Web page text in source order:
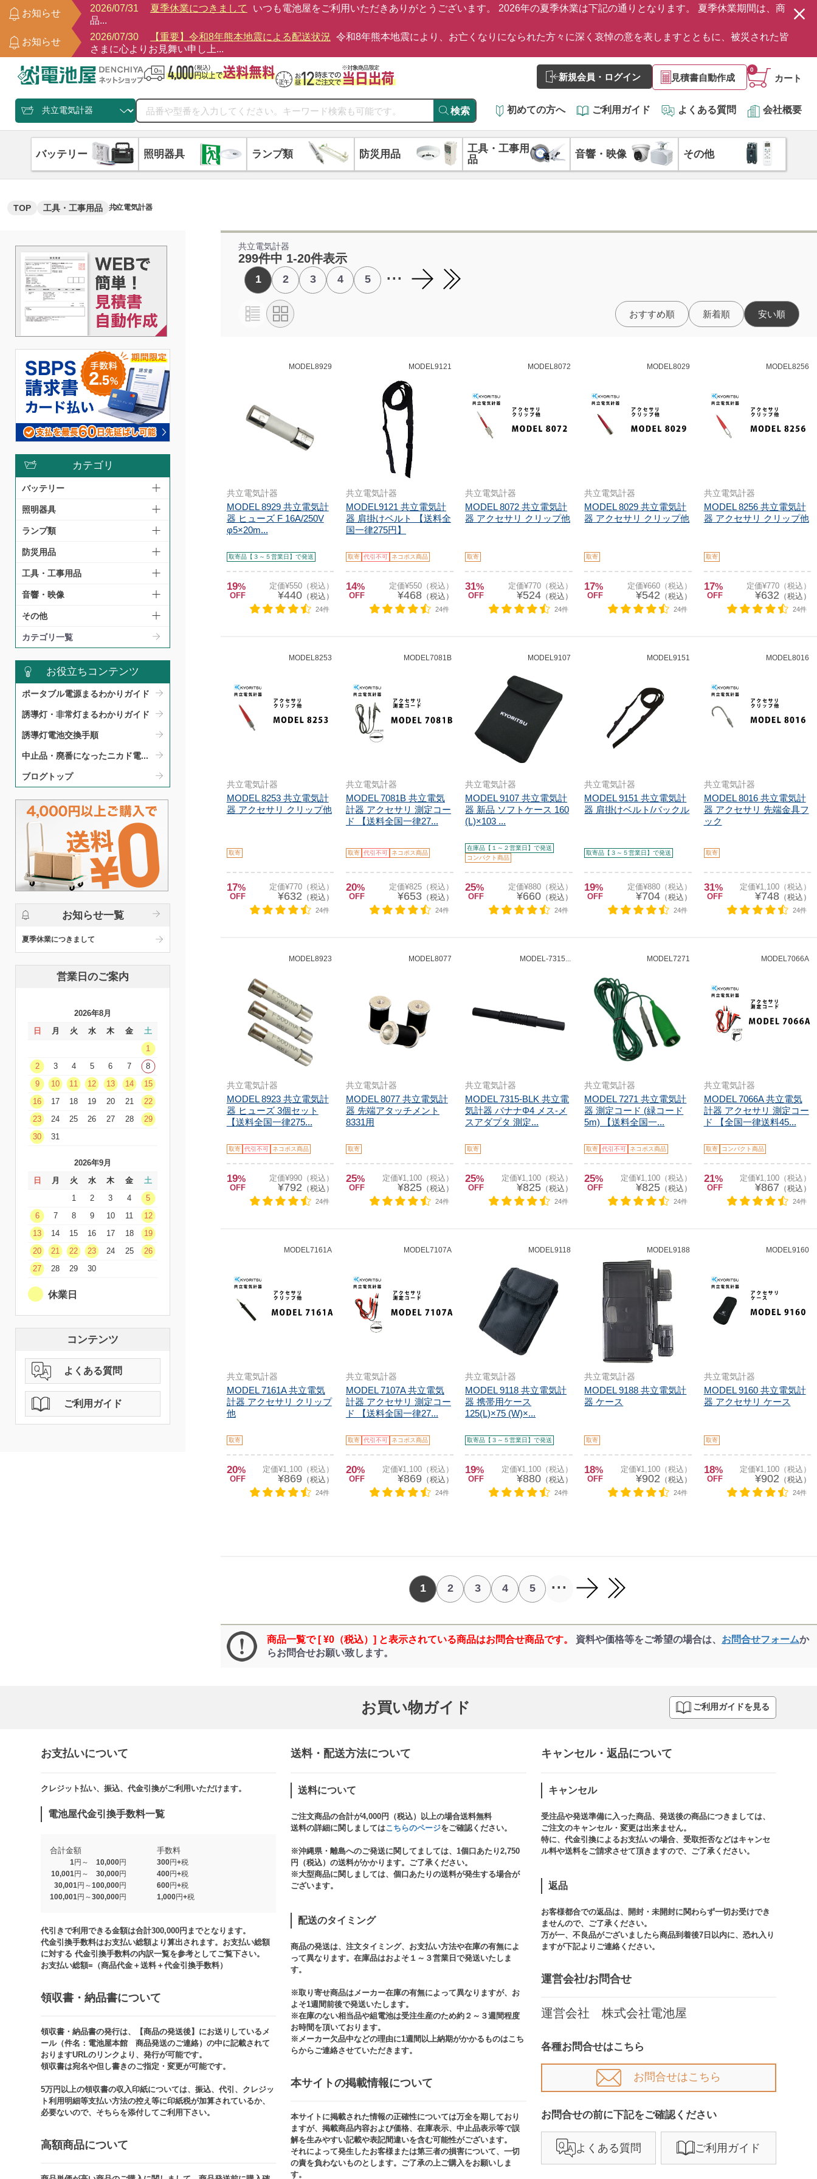
お知らせ
2026/07/31 夏季休業につきまして
いつも電池屋をご利用いただきありがとうございます。 2026年の夏季休業は下記の通りとなります。 夏季休業期間は、商
品...
お知らせ
2026/07/30 【重要】令和8年熊本地震による配送状況 令和8年熊本地震により、お亡くなりになられた方々に深く哀悼の意を表しますとともに、被災された皆
さまに心よりお見舞い申し上...
新規会員・ログイン 見積書自動作成 カート
0
検索 初めての方へ ご利用ガイド よくある質問 会社概要
バッテリー 照明器具 ランプ類 防災用品
工具・工事用
品
音響・映像 その他
TOP 工具・工事用品 共立電気計器
カテゴリ
バッテリー
照明器具
ランプ類
防災用品
工具・工事用品
音響・映像
その他
カテゴリ一覧
お役立ちコンテンツ
ポータブル電源まるわかりガイド​
誘導灯・非常灯まるわかりガイド​
誘導灯電池交換手順​
中止品・廃番になったニカド電...
ブログトップ
お知らせ一覧
夏季休業につきまして
営業日のご案内
2026年8月
日
月 火 水 木 金
土
1
2
3 4 5 6 7
8
9
10 11 12 13 14
15
16
17 18 19 20 21
22
23
24 25 26 27 28
29
30
31
2026年9月
日
月 火 水 木 金
土
1
2 3 4
5
6
7 8 9 10 11
12
13
14 15 16 17 18
19
20
21 22 23 24 25
26
27
28 29 30
休業日
コンテンツ
よくある質問
ご利用ガイド
共立電気計器
299件中 1-20件表示
1 2 3 4 5 ...
おすすめ順 新着順 安い順
MODEL8929
共立電気計器
MODEL 8929 共立電気計
器 ヒューズ F 16A/250V
φ5×20m...
取寄品【３～５営業日】で発送
19%
OFF
定価¥550（税込）
¥440 （税込）
24件
MODEL9121
共立電気計器
MODEL9121 共立電気計
器 肩掛けベルト 【送料全
国一律275円】
取寄 代引不可 ネコポス商品
14%
OFF
定価¥550（税込）
¥468（税込）
24件
MODEL8072
共立電気計器
MODEL 8072 共立電気計
器 アクセサリ クリップ他
取寄
31%
OFF
定価¥770（税込）
¥524（税込）
24件
MODEL8029
共立電気計器
MODEL 8029 共立電気計
器 アクセサリ クリップ他
取寄
17%
OFF
定価¥660（税込）
¥542 （税込）
24件
MODEL8256
共立電気計器
MODEL 8256 共立電気計
器 アクセサリ クリップ他
取寄
17%
OFF
定価¥770（税込）
¥632 （税込）
24件
MODEL8253
共立電気計器
MODEL 8253 共立電気計
器 アクセサリ クリップ他
取寄
17%
OFF
定価¥770（税込）
¥632 （税込）
24件
MODEL7081B
共立電気計器
MODEL 7081B 共立電気
計器 アクセサリ 測定コー
ド 【送料全国一律27...
取寄 代引不可 ネコポス商品
20%
OFF
定価¥825（税込）
¥653（税込）
24件
MODEL9107
共立電気計器
MODEL 9107 共立電気計
器 新品 ソフトケース 160
(L)×103 ...
在庫品【１～２営業日】で発送
コンパクト商品
25%
OFF
定価¥880（税込）
¥660（税込）
24件
MODEL9151
共立電気計器
MODEL 9151 共立電気計
器 肩掛けベルト/バックル
取寄品【３～５営業日】で発送
19%
OFF
定価¥880（税込）
¥704（税込）
24件
MODEL8016
共立電気計器
MODEL 8016 共立電気計
器 アクセサリ 先端金具フ
ック
取寄
31%
OFF
定価¥1,100（税込）
¥748 （税込）
24件
MODEL8923
共立電気計器
MODEL 8923 共立電気計
器 ヒューズ 3個セット
【送料全国一律275...
取寄 代引不可 ネコポス商品
19%
OFF
定価¥990（税込）
¥792 （税込）
24件
MODEL8077
共立電気計器
MODEL 8077 共立電気計
器 先端アタッチメント
8331用
取寄
25%
OFF
定価¥1,100（税込）
¥825（税込）
24件
MODEL-7315...
共立電気計器
MODEL 7315-BLK 共立電
気計器 バナナΦ4 メス-メ
スアダプタ 測定...
取寄
25%
OFF
定価¥1,100（税込）
¥825（税込）
24件
MODEL7271
共立電気計器
MODEL 7271 共立電気計
器 測定コード (緑コード
5m) 【送料全国一...
取寄 代引不可 ネコポス商品
25%
OFF
定価¥1,100（税込）
¥825（税込）
24件
MODEL7066A
共立電気計器
MODEL 7066A 共立電気
計器 アクセサリ 測定コー
ド 【全国一律送料45...
取寄 コンパクト商品
21%
OFF
定価¥1,100（税込）
¥867 （税込）
24件
MODEL7161A
共立電気計器
MODEL 7161A 共立電気
計器 アクセサリ クリップ
他
取寄
20%
OFF
定価¥1,100（税込）
¥869 （税込）
24件
MODEL7107A
共立電気計器
MODEL 7107A 共立電気
計器 アクセサリ 測定コー
ド 【送料全国一律27...
取寄 代引不可 ネコポス商品
20%
OFF
定価¥1,100（税込）
¥869 （税込）
24件
MODEL9118
共立電気計器
MODEL 9118 共立電気計
器 携帯用ケース
125(L)×75 (W)×...
取寄品【３～５営業日】で発送
19%
OFF
定価¥1,100（税込）
¥880（税込）
24件
MODEL9188
共立電気計器
MODEL 9188 共立電気計
器 ケース
取寄
18%
OFF
定価¥1,100（税込）
¥902 （税込）
24件
MODEL9160
共立電気計器
MODEL 9160 共立電気計
器 アクセサリ ケース
取寄
18%
OFF
定価¥1,100（税込）
¥902 （税込）
24件
1 2 3 4 5 ...
商品一覧で [ ¥0（税込）] と表示されている商品はお問合せ商品です。 資料や価格等をご希望の場合は、 お問合せフォームか
らお問合せお願い致します。
お買い物ガイド ご利用ガイドを見る
お支払いについて
クレジット払い、振込、代金引換がご利用いただけます。​​
電池屋代金引換手数料一覧
合計金額 手数料
1円～ 10,000円
300円+税
10,001円～ 30,000円
400円+税
30,001円～100,000円
600円+税
100,001円～300,000円
1,000円+税​
代引きで利用できる金額は合計300,000円までとなります。
代金引換手数料はお支払い総額より算出されます。お支払い総額
に対する 代金引換手数料の内訳一覧を参考としてご覧下さい。​
お支払い総額=（商品代金＋送料＋代金引換手数料）​
領収書・納品書について​
領収書・納品書の発行は、【商品の発送後】にお送りしているメ
ール（件名：電池屋本館 商品発送のご連絡）の中に記載されて
おりますURLのリンクより、発行が可能です。
領収書は宛名や但し書きのご指定・変更が可能です。​​
5万円以上の領収書の収入印紙については、振込、代引、クレジッ
ト利用明細等支払い方法の控え等に印紙税が加算されているか、
必要ないので、そちらを添付してご利用下さい。
高額商品について​
送料・配送方法について​
送料について
ご注文商品の合計が4,000円（税込）以上の場合送料無料
送料の詳細に関しましてはこちらのページをご確認ください。​
※沖縄県・離島へのご発送に関してましては、1個口あたり2,750
円（税込）の送料がかかります。ご了承ください。
※大型商品に関しましては、個口あたりの送料が発生する場合が
ございます。​
配送のタイミング
商品の発送は、注文タイミング、お支払い方法や在庫の有無によ
って異なります。在庫品はおよそ１～３営業日で発送いたしま
す。​
※取り寄せ商品はメーカー在庫の有無によって異なりますが、お
よそ1週間前後で発送いたします。
※在庫のない相当品や組電池は受注生産のため約２～３週間程度
お時間を頂いております。​
※メーカー欠品中などの理由に1週間以上納期がかかるものはこち
らからご連絡させていただきます。
本サイトの掲載情報について​
本サイトに掲載された情報の正確性については万全を期しており
ますが、掲載商品内容および価格、在庫表示、中止品表示等で誤
解を生みやすい記載や表記間違いを含む可能性がございます。​
それによって発生したお客様または第三者の損害について、一切
の責を負わないものとします。ご了承の上ご購入をお願いしま
す。
キャンセル・返品について​
キャンセル
受注品や発送準備に入った商品、発送後の商品につきましては、
ご注文のキャンセル・変更は出来ません。​
特に、代金引換によるお支払いの場合、受取拒否などはキャンセ
ル料や送料をご請求させて頂きますので、ご了承ください。​
返品
お客様都合での返品は、開封・未開封に関わらず一切お受けでき
ませんので、ご了承ください。​​
万が一、不良品がございましたら商品到着後7日以内に、恐れ入り
ますが下記よりご連絡ください。
運営会社/お問合せ​
運営会社 株式会社電池屋
各種お問合せはこちら
お問合せはこちら
お問合せの前に下記をご確認ください​
よくある質問 ご利用ガイド